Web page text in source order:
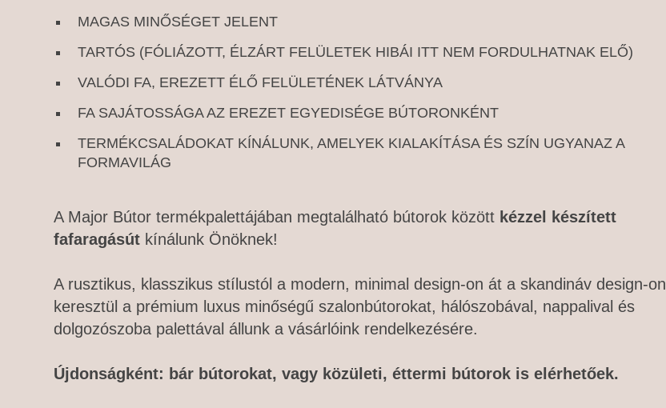
MAGAS MINŐSÉGET JELENT
TARTÓS (FÓLIÁZOTT, ÉLZÁRT FELÜLETEK HIBÁI ITT NEM FORDULHATNAK ELŐ)
VALÓDI FA, EREZETT ÉLŐ FELÜLETÉNEK LÁTVÁNYA
FA SAJÁTOSSÁGA AZ EREZET EGYEDISÉGE BÚTORONKÉNT
TERMÉKCSALÁDOKAT KÍNÁLUNK, AMELYEK KIALAKÍTÁSA ÉS SZÍN UGYANAZ A
FORMAVILÁG
A Major Bútor termékpalettájában megtalálható bútorok között kézzel készített
fafaragásút kínálunk Önöknek!
A rusztikus, klasszikus stílustól a modern, minimal design-on át a skandináv design-on
keresztül a prémium luxus minőségű szalonbútorokat, hálószobával, nappalival és
dolgozószoba palettával állunk a vásárlóink rendelkezésére.
Újdonságként: bár bútorokat, vagy közületi, éttermi bútorok is elérhetőek.